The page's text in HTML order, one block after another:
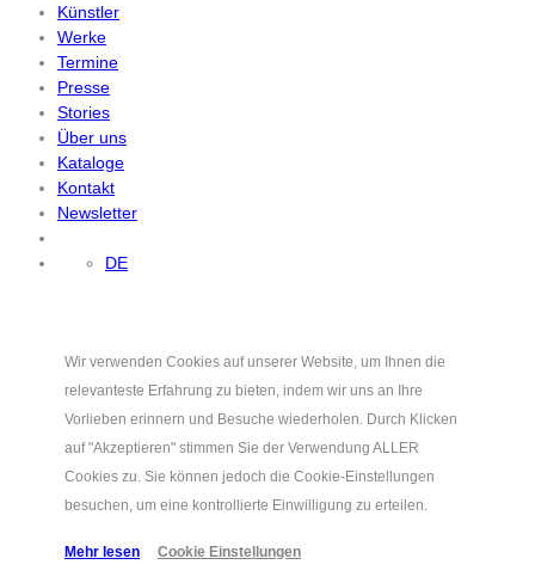
Künstler
Werke
Termine
Presse
Stories
Über uns
Kataloge
Kontakt
Newsletter
DE
Wir verwenden Cookies auf unserer Website, um Ihnen die
relevanteste Erfahrung zu bieten, indem wir uns an Ihre
Vorlieben erinnern und Besuche wiederholen. Durch Klicken
auf "Akzeptieren" stimmen Sie der Verwendung ALLER
Cookies zu. Sie können jedoch die Cookie-Einstellungen
besuchen, um eine kontrollierte Einwilligung zu erteilen.
Mehr lesen Cookie Einstellungen